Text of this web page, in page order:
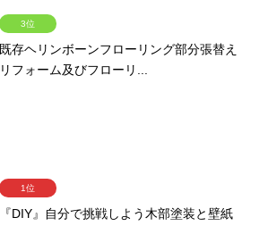
3位
既存ヘリンボーンフローリング部分張替え
リフォーム及びフローリ...
1位
『DIY』自分で挑戦しよう木部塗装と壁紙